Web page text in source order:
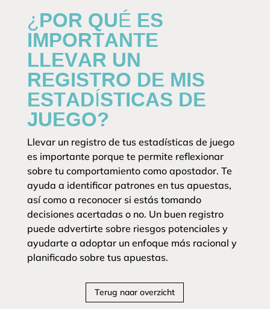
¿POR QUÉ ES
IMPORTANTE
LLEVAR UN
REGISTRO DE MIS
ESTADÍSTICAS DE
JUEGO?
Llevar un registro de tus estadísticas de juego
es importante porque te permite reflexionar
sobre tu comportamiento como apostador. Te
ayuda a identificar patrones en tus apuestas,
así como a reconocer si estás tomando
decisiones acertadas o no. Un buen registro
puede advertirte sobre riesgos potenciales y
ayudarte a adoptar un enfoque más racional y
planificado sobre tus apuestas.
Terug naar overzicht